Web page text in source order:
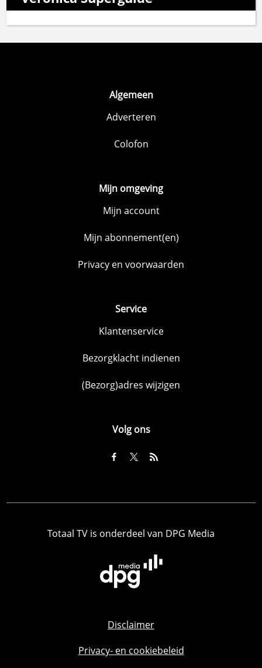
Algemeen
Adverteren
Colofon
Mijn omgeving
Mijn account
Mijn abonnement(en)
Privacy en voorwaarden
Service
Klantenservice
Bezorgklacht indienen
(Bezorg)adres wijzigen
Volg ons
Totaal TV is onderdeel van DPG Media
Disclaimer
Privacy- en cookiebeleid